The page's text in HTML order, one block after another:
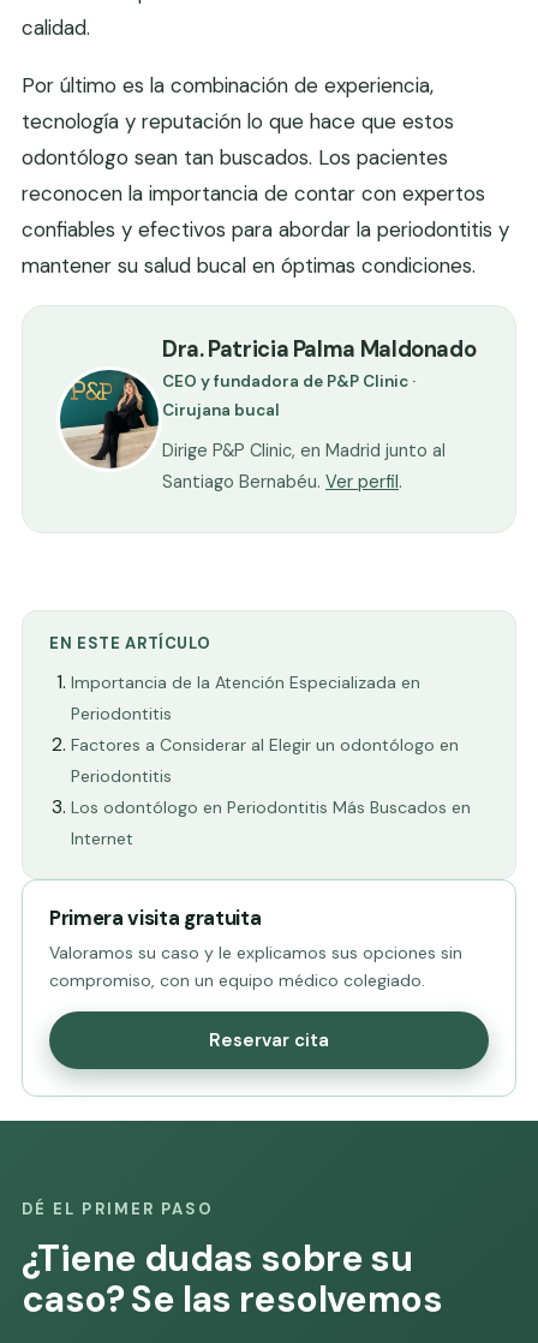
calidad.
Por último es la combinación de experiencia,
tecnología y reputación lo que hace que estos
odontólogo sean tan buscados. Los pacientes
reconocen la importancia de contar con expertos
confiables y efectivos para abordar la periodontitis y
mantener su salud bucal en óptimas condiciones.
Dra. Patricia Palma Maldonado
CEO y fundadora de P&P Clinic ·
Cirujana bucal
Dirige P&P Clinic, en Madrid junto al
Santiago Bernabéu. Ver perfil.
EN ESTE ARTÍCULO
Importancia de la Atención Especializada en
Periodontitis
Factores a Considerar al Elegir un odontólogo en
Periodontitis
Los odontólogo en Periodontitis Más Buscados en
Internet
Primera visita gratuita
Valoramos su caso y le explicamos sus opciones sin
compromiso, con un equipo médico colegiado.
Reservar cita
DÉ EL PRIMER PASO
¿Tiene dudas sobre su
caso? Se las resolvemos